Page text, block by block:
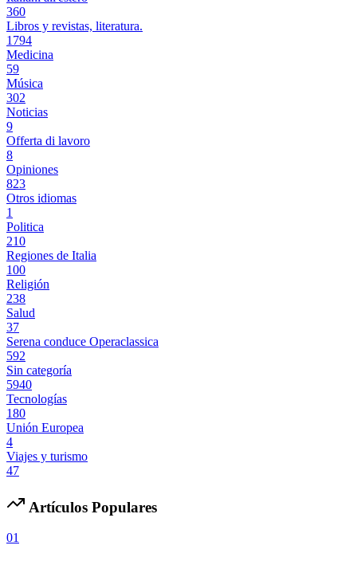
360
Libros y revistas, literatura.
1794
Medicina
59
Música
302
Noticias
9
Offerta di lavoro
8
Opiniones
823
Otros idiomas
1
Politica
210
Regiones de Italia
100
Religión
238
Salud
37
Serena conduce Operaclassica
592
Sin categoría
5940
Tecnologías
180
Unión Europea
4
Viajes y turismo
47
Artículos Populares
01